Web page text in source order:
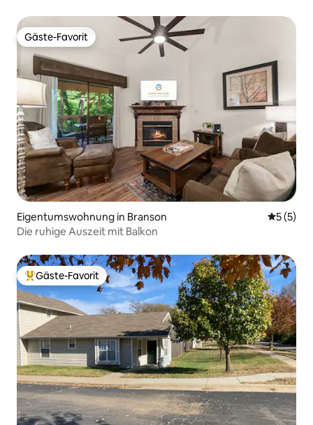
Gäste-Favorit
Gäste-Favorit
Eigentumswohnung in Branson
5 (5)
Die ruhige Auszeit mit Balkon
Beliebter Gäste-Favorit.
Gäste-Favorit